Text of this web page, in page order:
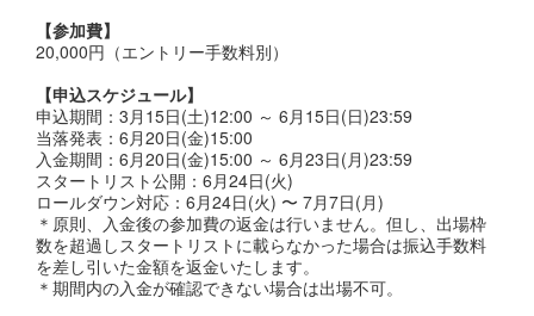
【参加費】
20,000円（エントリー手数料別）
【申込スケジュール】
申込期間：3月15日(土)12:00 ～ 6月15日(日)23:59
当落発表：6月20日(金)15:00
入金期間：6月20日(金)15:00 ～ 6月23日(月)23:59
スタートリスト公開：6月24日(火)
ロールダウン対応：6月24日(火) 〜 7月7日(月)
＊原則、入金後の参加費の返金は行いません。但し、出場枠
数を超過しスタートリストに載らなかった場合は振込手数料
を差し引いた金額を返金いたします。
＊期間内の入金が確認できない場合は出場不可。